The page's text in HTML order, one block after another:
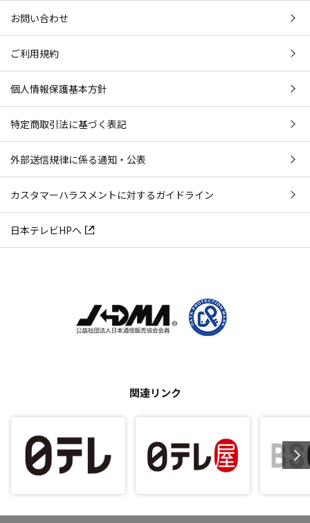
お問い合わせ
ご利用規約
個人情報保護基本方針
特定商取引法に基づく表記
外部送信規律に係る通知・公表
カスタマーハラスメントに対するガイドライン
日本テレビHPへ
関連リンク